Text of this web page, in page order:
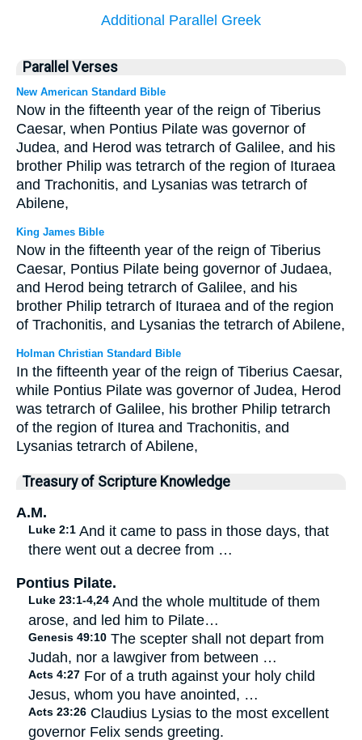
Additional Parallel Greek
Parallel Verses
New American Standard Bible
Now in the fifteenth year of the reign of Tiberius
Caesar, when Pontius Pilate was governor of
Judea, and Herod was tetrarch of Galilee, and his
brother Philip was tetrarch of the region of Ituraea
and Trachonitis, and Lysanias was tetrarch of
Abilene,
King James Bible
Now in the fifteenth year of the reign of Tiberius
Caesar, Pontius Pilate being governor of Judaea,
and Herod being tetrarch of Galilee, and his
brother Philip tetrarch of Ituraea and of the region
of Trachonitis, and Lysanias the tetrarch of Abilene,
Holman Christian Standard Bible
In the fifteenth year of the reign of Tiberius Caesar,
while Pontius Pilate was governor of Judea, Herod
was tetrarch of Galilee, his brother Philip tetrarch
of the region of Iturea and Trachonitis, and
Lysanias tetrarch of Abilene,
Treasury of Scripture Knowledge
A.M.
Luke 2:1 And it came to pass in those days, that
there went out a decree from …
Pontius Pilate.
Luke 23:1-4,24 And the whole multitude of them
arose, and led him to Pilate…
Genesis 49:10 The scepter shall not depart from
Judah, nor a lawgiver from between …
Acts 4:27 For of a truth against your holy child
Jesus, whom you have anointed, …
Acts 23:26 Claudius Lysias to the most excellent
governor Felix sends greeting.